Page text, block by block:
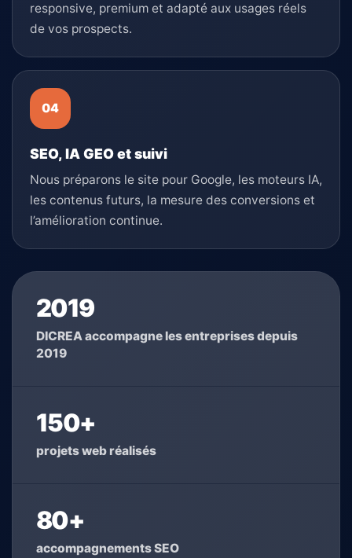
responsive, premium et adapté aux usages réels
de vos prospects.
SEO, IA GEO et suivi
Nous préparons le site pour Google, les moteurs IA,
les contenus futurs, la mesure des conversions et
l’amélioration continue.
2019
DICREA accompagne les entreprises depuis
2019
150+
projets web réalisés
80+
accompagnements SEO